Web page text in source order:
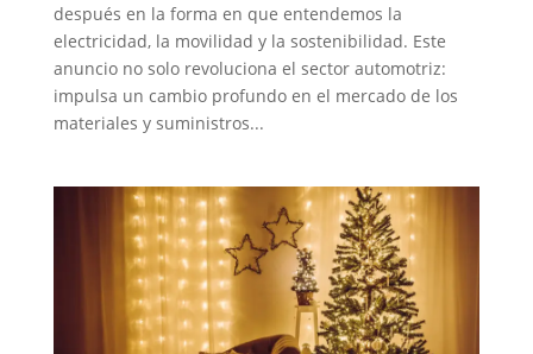
después en la forma en que entendemos la
electricidad, la movilidad y la sostenibilidad. Este
anuncio no solo revoluciona el sector automotriz:
impulsa un cambio profundo en el mercado de los
materiales y suministros...